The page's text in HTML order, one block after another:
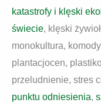
katastrofy i klęski
świecie, klęski
monokultura,
plantacjocen,
przeludnienie, stres
punktu odniesienia,